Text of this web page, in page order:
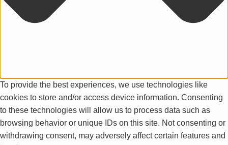
To provide the best experiences, we use technologies like
cookies to store and/or access device information. Consenting
to these technologies will allow us to process data such as
browsing behavior or unique IDs on this site. Not consenting or
withdrawing consent, may adversely affect certain features and